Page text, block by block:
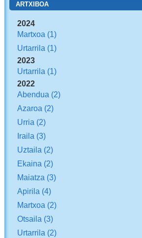
ARTXIBOA
2024
Martxoa (1)
Urtarrila (1)
2023
Urtarrila (1)
2022
Abendua (2)
Azaroa (2)
Urria (2)
Iraila (3)
Uztaila (2)
Ekaina (2)
Maiatza (3)
Apirila (4)
Martxoa (2)
Otsaila (3)
Urtarrila (2)